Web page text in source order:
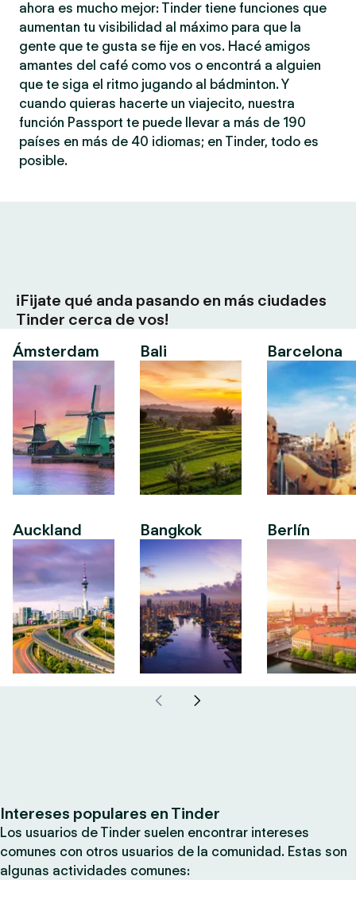
ahora es mucho mejor: Tinder tiene funciones que
aumentan tu visibilidad al máximo para que la
gente que te gusta se fije en vos. Hacé amigos
amantes del café como vos o encontrá a alguien
que te siga el ritmo jugando al bádminton. Y
cuando quieras hacerte un viajecito, nuestra
función Passport te puede llevar a más de 190
países en más de 40 idiomas; en Tinder, todo es
posible.
¡Fijate qué anda pasando en más ciudades
Tinder cerca de vos!
Ámsterdam
Auckland
Bali
Bangkok
Barcelona
Berlín
Intereses populares en Tinder
Los usuarios de Tinder suelen encontrar intereses
comunes con otros usuarios de la comunidad. Estas son
algunas actividades comunes: